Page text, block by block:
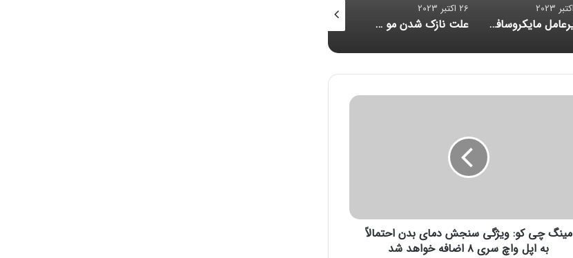
علت نازک‌ شدن مو چیست و چگونه می‌توان آن را متوقف کرد؟
26 اکتبر 2023
اسنپدراگون ۸ نسل ۳ با تمرکز بر هوش مصنوعی رونمایی شد؛ زنگ خطر برای آیفون
مینگ چی کو: ویژگی سنجش دمای بدن احتمالاً
به اپل واچ سری ۸ اضافه خواهد شد